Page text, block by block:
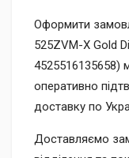
Оформити
525ZVM-X Gold
4525516135658)
оперативно
доставку по
Доставляємо